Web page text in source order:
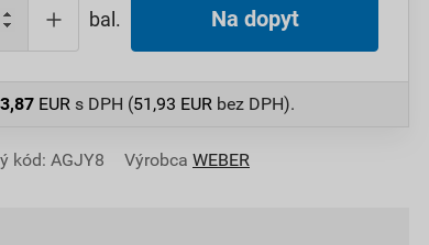
bal. Na dopyt
EUR s DPH (51,93 EUR bez DPH).
kód: AGJY8 Výrobca WEBER